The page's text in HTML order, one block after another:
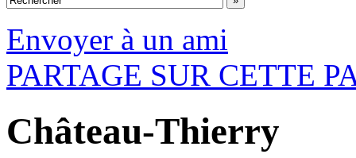
Envoyer à un ami
PARTAGE SUR CETTE
Château-Thierry